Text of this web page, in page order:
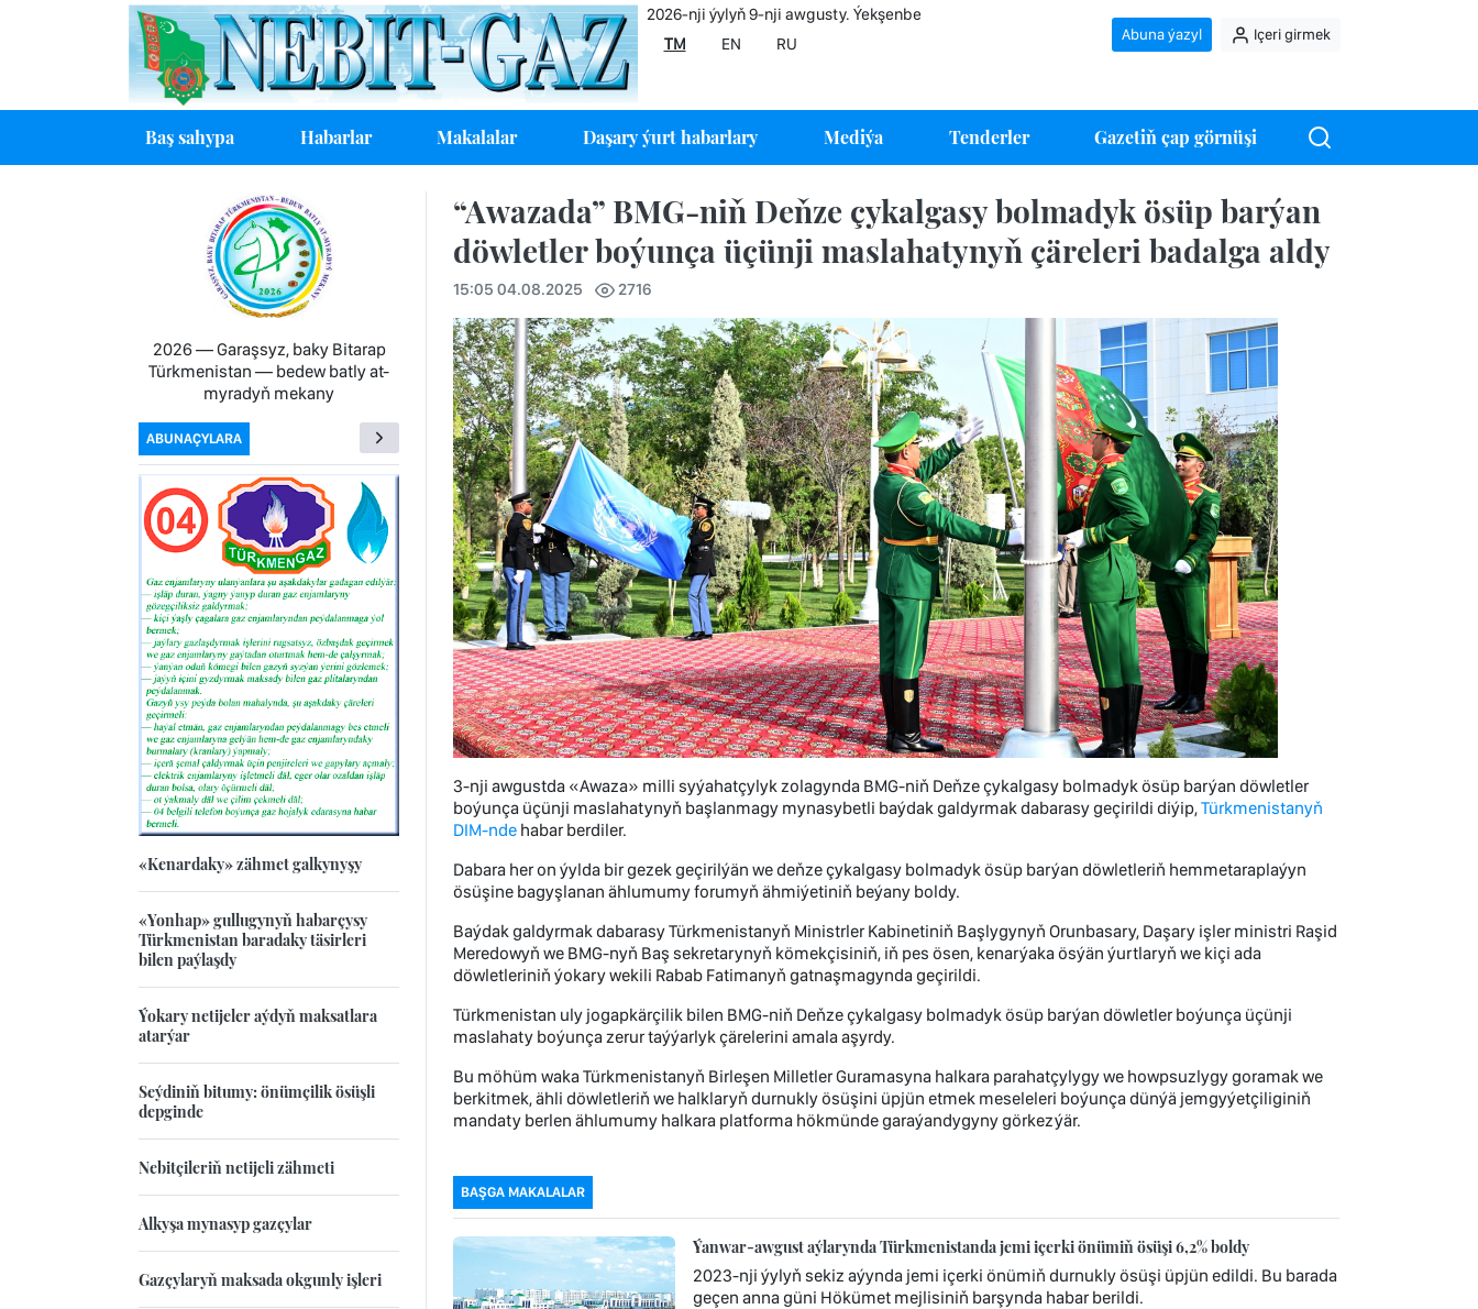
2026-nji ýylyň 9-nji awgusty. Ýekşenbe
TM
EN RU
Abuna ýazyl Içeri girmek
Baş sahypa Habarlar Makalalar Daşary ýurt habarlary Mediýa Tenderler Gazetiň çap görnüşi
“Awazada” BMG-niň Deňze çykalgasy bolmadyk ösüp barýan
döwletler boýunça üçünji maslahatynyň çäreleri badalga aldy
15:05 04.08.2025 2716
3-nji awgustda «Awaza» milli syýahatçylyk zolagynda BMG-niň Deňze çykalgasy bolmadyk ösüp barýan döwletler
boýunça üçünji maslahatynyň başlanmagy mynasybetli baýdak galdyrmak dabarasy geçirildi diýip,Türkmenistanyň
DIM-nde habar berdiler.
Dabara her on ýylda bir gezek geçirilýän we deňze çykalgasy bolmadyk ösüp barýan döwletleriň hemmetaraplaýyn
ösüşine bagyşlanan ählumumy forumyň ähmiýetiniň beýany boldy.
Baýdak galdyrmak dabarasy Türkmenistanyň Ministrler Kabinetiniň Başlygynyň Orunbasary, Daşary işler ministri Raşid
Meredowyň we BMG-nyň Baş sekretarynyň kömekçisiniň, iň pes ösen, kenarýaka ösýän ýurtlaryň we kiçi ada
döwletleriniň ýokary wekili Rabab Fatimanyň gatnaşmagynda geçirildi.
Türkmenistan uly jogapkärçilik bilen BMG-niň Deňze çykalgasy bolmadyk ösüp barýan döwletler boýunça üçünji
maslahaty boýunça zerur taýýarlyk çärelerini amala aşyrdy.
Bu möhüm waka Türkmenistanyň Birleşen Milletler Guramasyna halkara parahatçylygy we howpsuzlygy goramak we
berkitmek, ähli döwletleriň we halklaryň durnukly ösüşini üpjün etmek meseleleri boýunça dünýä jemgyýetçiliginiň
mandaty berlen ählumumy halkara platforma hökmünde garaýandygyny görkezýär.
BAŞGA MAKALALAR
Ýanwar-awgust aýlarynda Türkmenistanda jemi içerki önümiň ösüşi 6,2% boldy
2023-nji ýylyň sekiz aýynda jemi içerki önümiň durnukly ösüşi üpjün edildi. Bu barada
geçen anna güni Hökümet mejlisiniň barşynda habar berildi.
2026 — Garaşsyz, baky Bitarap
Türkmenistan — bedew batly at-
myradyň mekany
ABUNAÇYLARA
«Kenardaky» zähmet galkynyşy
«Yonhap» gullugynyň habarçysy
Türkmenistan baradaky täsirleri
bilen paýlaşdy
Ýokary netijeler aýdyň maksatlara
atarýar
Seýdiniň bitumy: önümçilik ösüşli
depginde
Nebitçileriň netijeli zähmeti
Alkyşa mynasyp gazçylar
Gazçylaryň maksada okgunly işleri